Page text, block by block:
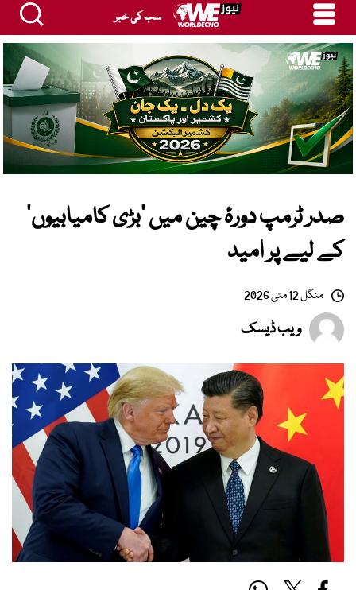
سب کی خبر
صدر ٹرمپ دورۂ چین میں ’بڑی کامیابیوں‘
کے لیے پر امید
منگل 12 مئی 2026
ویب ڈیسک